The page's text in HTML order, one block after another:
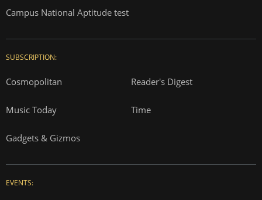
Campus National Aptitude test
SUBSCRIPTION:
Cosmopolitan Reader's Digest
Music Today Time
Gadgets & Gizmos
EVENTS: